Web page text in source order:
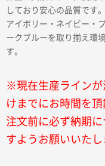
しており安心の品質です
アイボリー・ネイビー・
ークブルーを取り揃え環
す。
※現在生産ラインが
けまでにお時間を
注文前に必ず納期
すようお願いいたし